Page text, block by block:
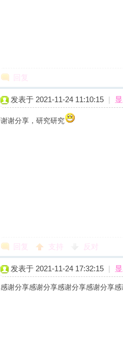
回复
发表于 2021-11-24 11:10:15 |
谢谢分享，研究研究
回复 支持 反对
发表于 2021-11-24 17:32:15 |
感谢分享感谢分享感谢分享感谢分享